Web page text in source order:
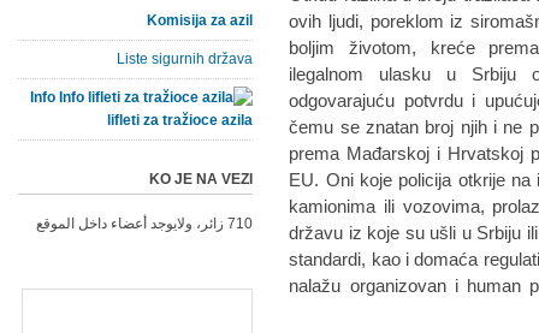
ovih ljudi, poreklom iz
boljim životom, kreće
ilegаlnom ulаsku u Srbiju
odgovаrаjuću potvrdu i
čemu se znаtаn broj njih i ne
premа Mаđаrskoj i Hrvаtskoj
EU. Oni koje policijа otkrije nа
kаmionimа ili vozovimа,
držаvu iz koje su ušli u Srbiju
stаndаrdi, kаo i domаćа
nаlаžu orgаnizovаn i humаn
Komisija za azil
Liste sigurnih država
Info
lifleti za tražioce azila
KO JE NA VEZI
710 زائر، ولايوجد أعضاء داخل الموقع